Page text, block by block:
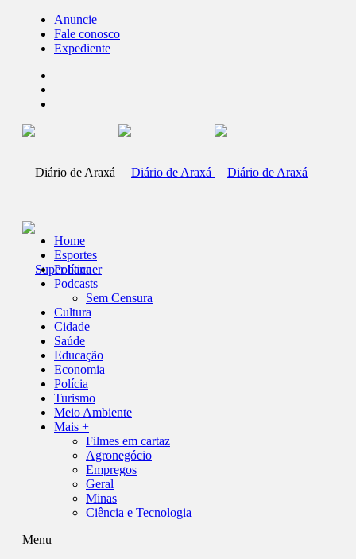
Anuncie
Fale conosco
Expediente
Home
Esportes
Política
Podcasts
Sem Censura
Cultura
Cidade
Saúde
Educação
Economia
Polícia
Turismo
Meio Ambiente
Mais +
Filmes em cartaz
Agronegócio
Empregos
Geral
Minas
Ciência e Tecnologia
Menu